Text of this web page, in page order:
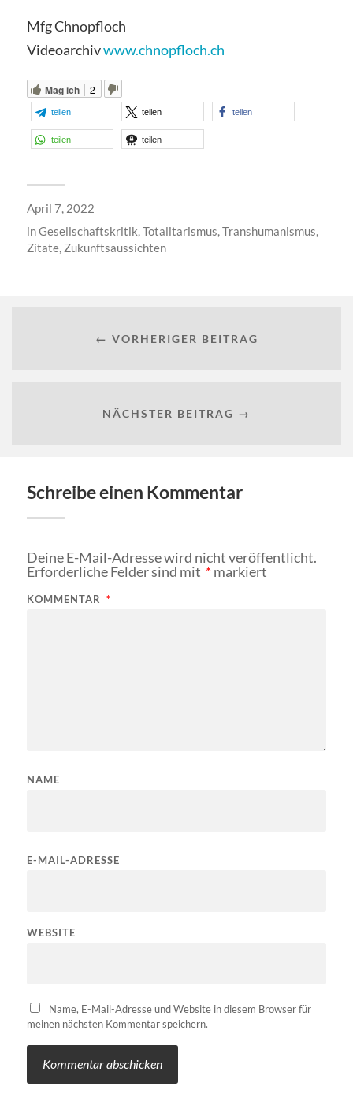
Mfg Chnopfloch
Videoarchivwww.chnopfloch.ch
Mag ich 2
teilen teilen teilen
teilen teilen
April 7, 2022
inGesellschaftskritik,Totalitarismus,Transhumanismus,
Zitate, Zukunftsaussichten
← VORHERIGER BEITRAG
NÄCHSTER BEITRAG →
Schreibe einen Kommentar
Deine E-Mail-Adresse wird nicht veröffentlicht.
Erforderliche Felder sind mit *markiert
KOMMENTAR *
NAME
E-MAIL-ADRESSE
WEBSITE
Name, E-Mail-Adresse und Website in diesem Browser für
meinen nächsten Kommentar speichern.